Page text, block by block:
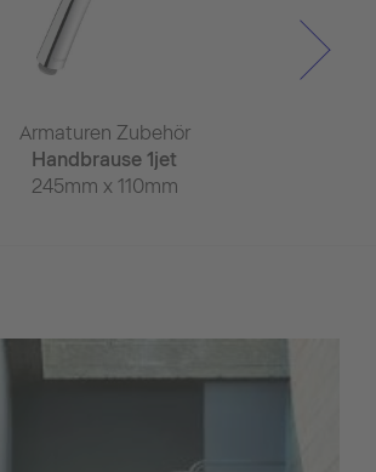
Armaturen Zubehör
Handbrause 1jet
245mm x 110mm